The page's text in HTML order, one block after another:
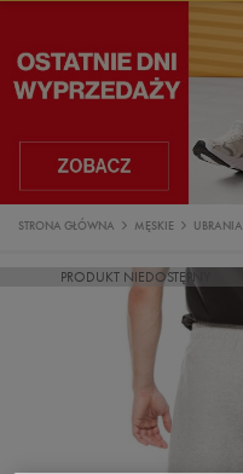
STRONA GŁÓWNA MĘSKIE UBRANIA
PRODUKT NIEDOSTĘPNY